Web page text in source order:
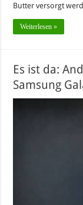
Butter versorgt
Weiterlesen »
Es ist da:
Samsung